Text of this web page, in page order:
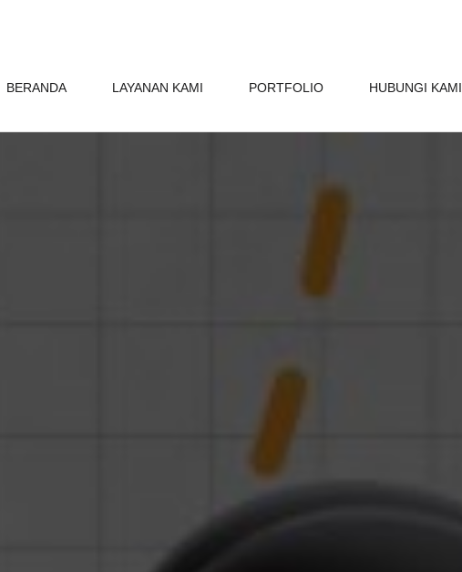
BERANDA LAYANAN KAMI PORTFOLIO HUBUNGI KAMI